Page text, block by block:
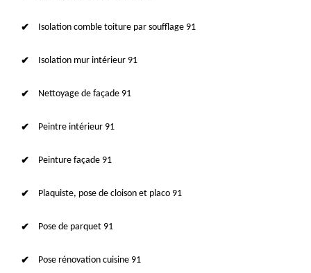
Isolation comble toiture par soufflage 91
Isolation mur intérieur 91
Nettoyage de façade 91
Peintre intérieur 91
Peinture façade 91
Plaquiste, pose de cloison et placo 91
Pose de parquet 91
Pose rénovation cuisine 91